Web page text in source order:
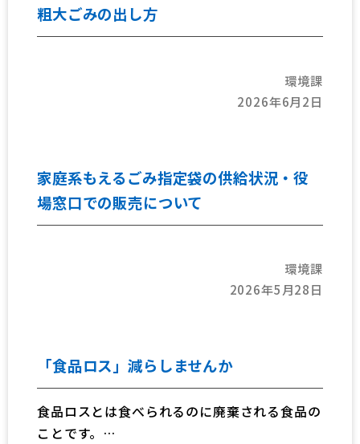
粗大ごみの出し方
環境課
2026年6月2日
家庭系もえるごみ指定袋の供給状況・役
場窓口での販売について
環境課
2026年5月28日
「食品ロス」減らしませんか
食品ロスとは食べられるのに廃棄される食品の
ことです。